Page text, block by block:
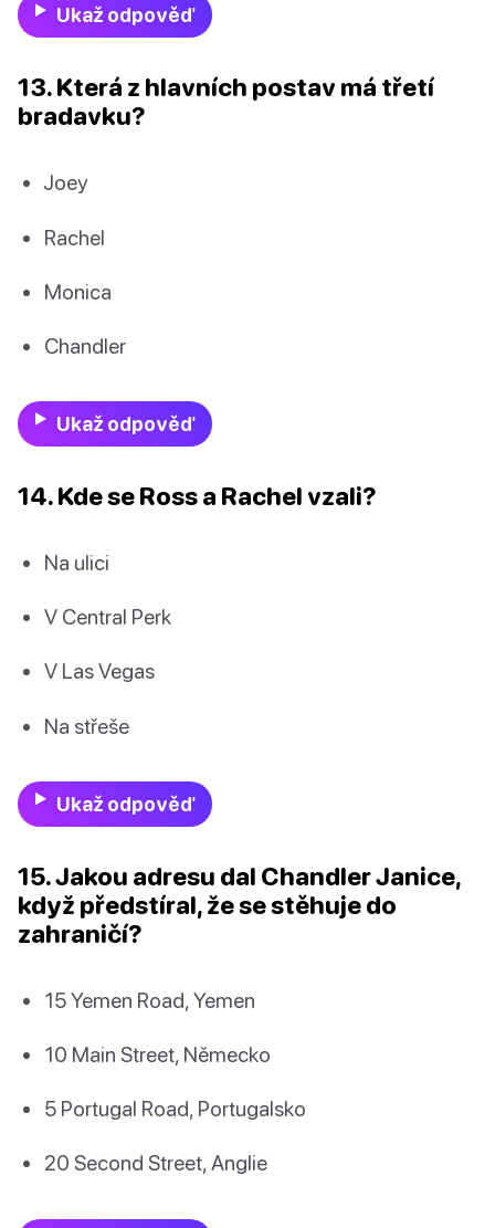
Ukaž odpověď
13. Která z hlavních postav má třetí
bradavku?
Joey
Rachel
Monica
Chandler
Ukaž odpověď
14. Kde se Ross a Rachel vzali?
Na ulici
V Central Perk
V Las Vegas
Na střeše
Ukaž odpověď
15. Jakou adresu dal Chandler Janice,
když předstíral, že se stěhuje do
zahraničí?
15 Yemen Road, Yemen
10 Main Street, Německo
5 Portugal Road, Portugalsko
20 Second Street, Anglie